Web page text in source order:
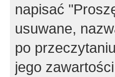
napisać
usuwane,
po
jego